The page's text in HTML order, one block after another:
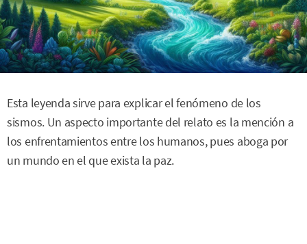
Esta leyenda sirve para explicar el fenómeno de los
sismos. Un aspecto importante del relato es la mención a
los enfrentamientos entre los humanos, pues aboga por
un mundo en el que exista la paz.